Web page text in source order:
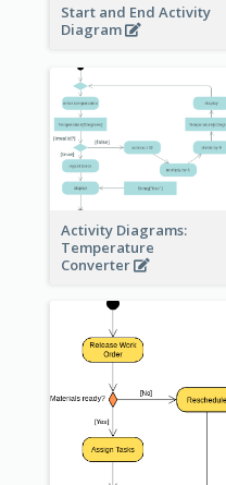
Start and End Activity
Diagram
Activity Diagrams:
Temperature
Converter